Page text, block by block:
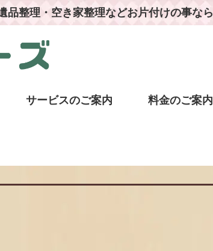
品整理・空き家整理などお片付けの事なら
サービスのご案内 料金のご案内